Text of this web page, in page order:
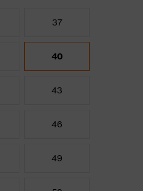
37
40
43
46
49